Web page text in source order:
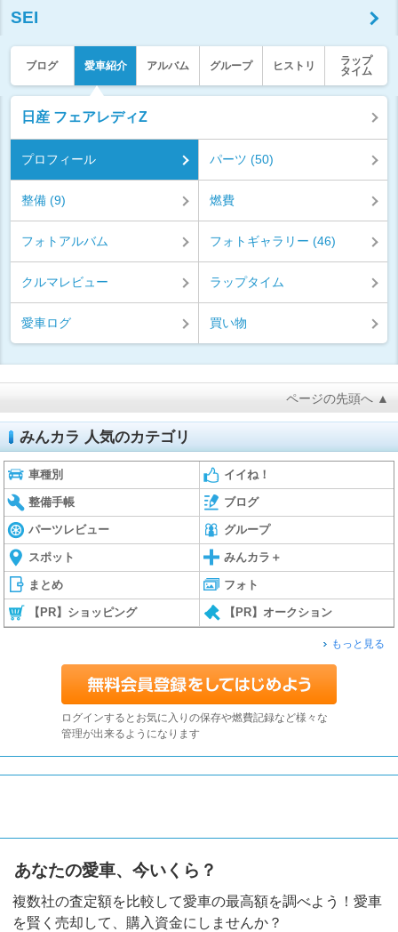
SEI
ブログ 愛車紹介 アルバム グループ ヒストリ
ラップ
タイム
日産 フェアレディZ
プロフィール パーツ (50)
整備 (9) 燃費
フォトアルバム フォトギャラリー (46)
クルマレビュー ラップタイム
愛車ログ 買い物
ページの先頭へ ▲
みんカラ 人気のカテゴリ
車種別 イイね！
整備手帳 ブログ
パーツレビュー グループ
スポット みんカラ＋
まとめ フォト
【PR】ショッピング 【PR】オークション
もっと見る
ログインするとお気に入りの保存や燃費記録など様々な
管理が出来るようになります
あなたの愛車、今いくら？
複数社の査定額を比較して愛車の最高額を調べよう！愛車
を賢く売却して、購入資金にしませんか？